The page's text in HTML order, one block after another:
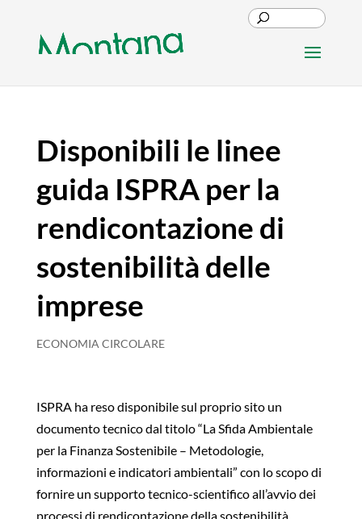
Disponibili le linee
guida ISPRA per la
rendicontazione di
sostenibilità delle
imprese
ECONOMIA CIRCOLARE
ISPRA ha reso disponibile sul proprio sito un
documento tecnico dal titolo “La Sfida Ambientale
per la Finanza Sostenibile – Metodologie,
informazioni e indicatori ambientali” con lo scopo di
fornire un supporto tecnico-scientifico all’avvio dei
processi di rendicontazione della sostenibilità